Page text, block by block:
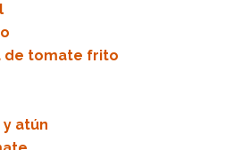
de tomate frito
atún